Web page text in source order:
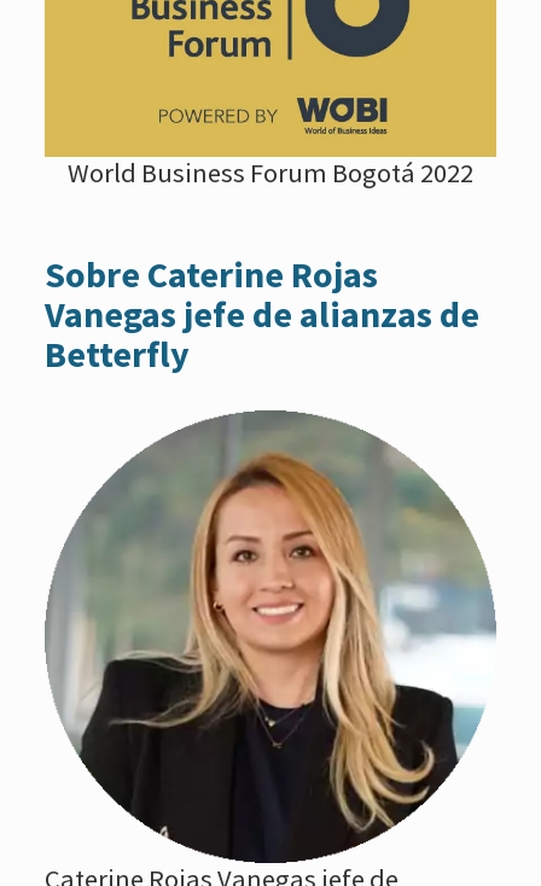
World Business Forum Bogotá 2022
Sobre Caterine Rojas
Vanegas jefe de alianzas de
Betterfly
Caterine Rojas Vanegas jefe de